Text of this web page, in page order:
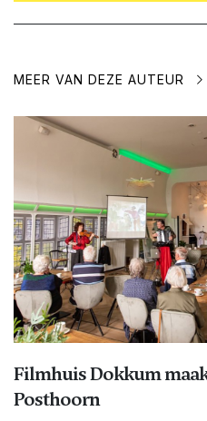
MEER VAN DEZE AUTEUR
Filmhuis Dokkum
Posthoorn